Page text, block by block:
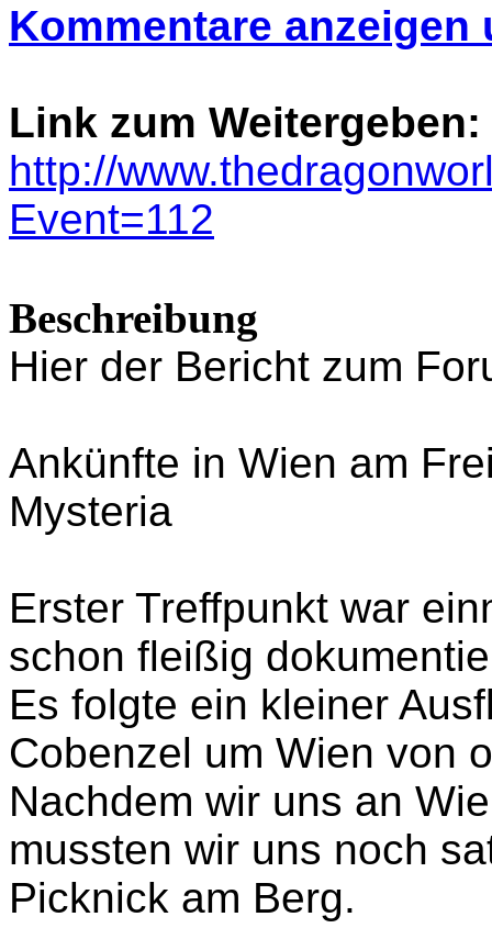
Kommentare anzeigen
Link zum Weitergeben:
http://
Event=112
Beschreibung
Hier der Bericht zum
Ankünfte in Wien am
Mysteria
Erster Treffpunkt war
schon fleißig
Es folgte ein kleiner
Cobenzel um Wien von
Nachdem wir uns an
mussten wir uns noch
Picknick am Berg.